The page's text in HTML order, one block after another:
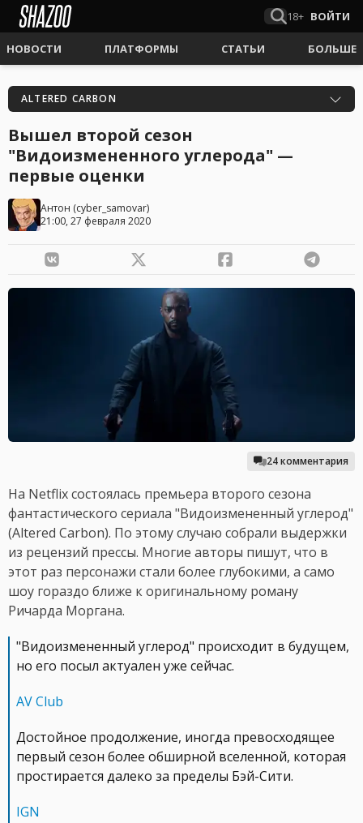
18+ ВОЙТИ
НОВОСТИ ПЛАТФОРМЫ СТАТЬИ БОЛЬШЕ
ALTERED CARBON
Вышел второй сезон
"Видоизмененного углерода" —
первые оценки
Антон (cyber_samovar)
21:00, 27 февраля 2020
24 комментария
На Netflix состоялась премьера второго сезона
фантастического сериала "Видоизмененный углерод"
(Altered Carbon). По этому случаю собрали выдержки
из рецензий прессы. Многие авторы пишут, что в
этот раз персонажи стали более глубокими, а само
шоу гораздо ближе к оригинальному роману
Ричарда Моргана.
"Видоизмененный углерод" происходит в будущем,
но его посыл актуален уже сейчас.
AV Club
Достойное продолжение, иногда превосходящее
первый сезон более обширной вселенной, которая
простирается далеко за пределы Бэй-Сити.
IGN